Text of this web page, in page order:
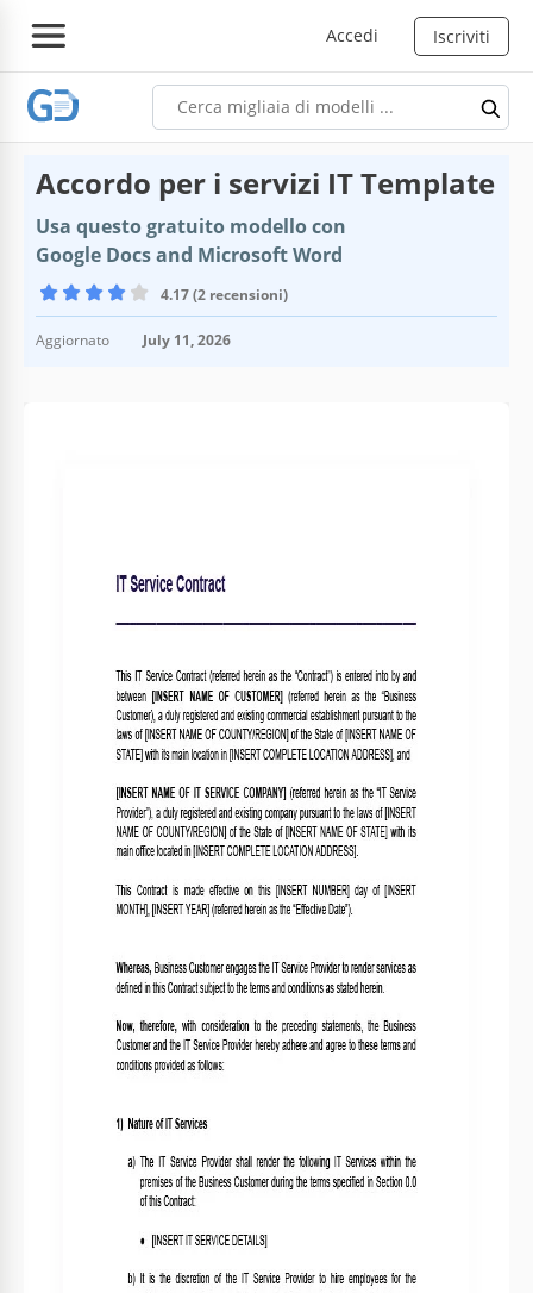
Accedi Iscriviti
Accordo per i servizi IT Template
Usa questo gratuito modello con
Google Docs and Microsoft Word
4.17 (2 recensioni)
Aggiornato July 11, 2026